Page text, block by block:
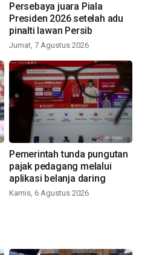
Persebaya juara Piala
Presiden 2026 setelah adu
pinalti lawan Persib
Jumat, 7 Agustus 2026
Pemerintah tunda pungutan
pajak pedagang melalui
aplikasi belanja daring
Kamis, 6 Agustus 2026